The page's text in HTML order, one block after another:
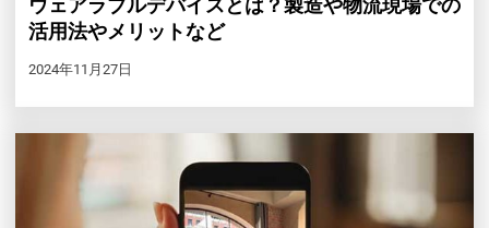
ウェアラブルデバイスとは？製造や物流現場での
活用法やメリットなど
2024年11月27日